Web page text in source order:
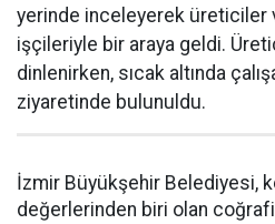
yerinde inceleyerek üreticiler
işçileriyle bir araya geldi.
dinlenirken, sıcak altında
ziyaretinde bulunuldu.
İzmir Büyükşehir Belediyesi,
değerlerinden biri olan